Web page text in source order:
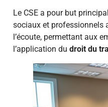
Le CSE a pour but
sociaux et professionnels
l’écoute, permettant aux
l’application du droit du